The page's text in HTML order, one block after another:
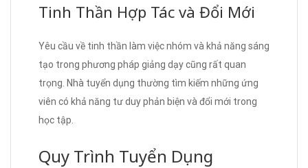
Tinh Thần Hợp Tác và Đổi Mới
Yêu cầu về tinh thần làm việc nhóm và khả năng sáng
tạo trong phương pháp giảng dạy cũng rất quan
trọng. Nhà tuyển dụng thường tìm kiếm những ứng
viên có khả năng tư duy phản biện và đổi mới trong
học tập.
Quy Trình Tuyển Dụng